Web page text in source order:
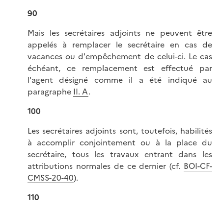
90
Mais les secrétaires adjoints ne peuvent être
appelés à remplacer le secrétaire en cas de
vacances ou d'empêchement de celui-ci. Le cas
échéant, ce remplacement est effectué par
l'agent désigné comme il a été indiqué au
paragraphe II. A.
100
Les secrétaires adjoints sont, toutefois, habilités
à accomplir conjointement ou à la place du
secrétaire, tous les travaux entrant dans les
attributions normales de ce dernier (cf. BOI-CF-
CMSS-20-40).
110